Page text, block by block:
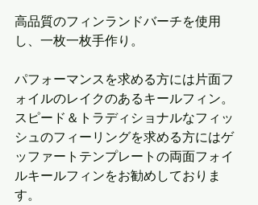
高品質のフィンランドバーチを使用
し、一枚一枚手作り。
パフォーマンスを求める方には片面フ
ォイルのレイクのあるキールフィン。
スピード＆トラディショナルなフィッ
シュのフィーリングを求める方にはゲ
ッファートテンプレートの両面フォイ
ルキールフィンをお勧めしておりま
す。